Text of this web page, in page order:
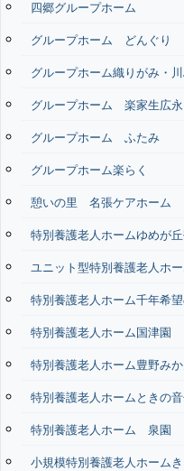
四郷グループホーム
グループホーム どんぐり
グループホーム織りがみ・
グループホーム 楽家生広永
グループホーム ふたみ
グループホーム楽らく
憩いの里 名張ケアホーム
特別養護老人ホームゆめが
ユニット型特別養護老人ホ
特別養護老人ホーム千年希
特別養護老人ホーム国津園
特別養護老人ホーム豊野み
特別養護老人ホームときの
特別養護老人ホーム 泉園
小規模特別養護老人ホームき